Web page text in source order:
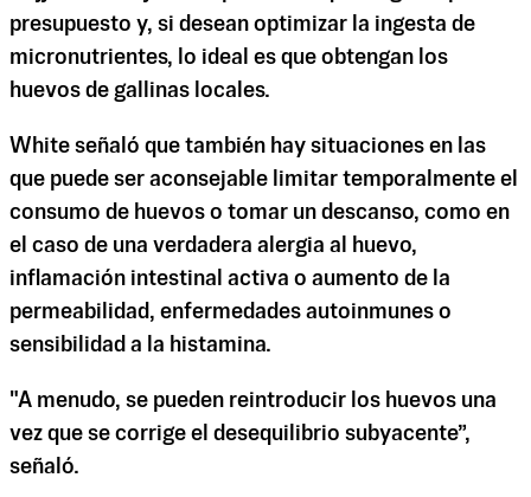
presupuesto y, si desean optimizar la ingesta de
micronutrientes, lo ideal es que obtengan los
huevos de gallinas locales.
White señaló que también hay situaciones en las
que puede ser aconsejable limitar temporalmente el
consumo de huevos o tomar un descanso, como en
el caso de una verdadera alergia al huevo,
inflamación intestinal activa o aumento de la
permeabilidad, enfermedades autoinmunes o
sensibilidad a la histamina.
"A menudo, se pueden reintroducir los huevos una
vez que se corrige el desequilibrio subyacente”,
señaló.